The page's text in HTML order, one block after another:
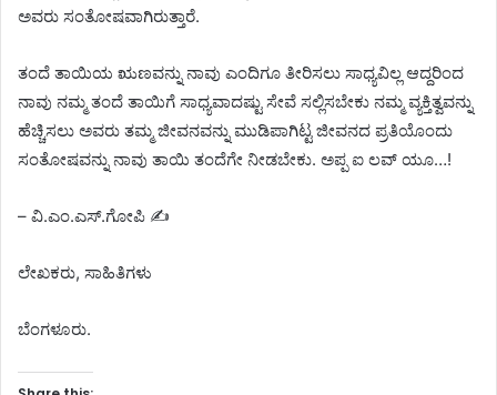
ಅವರು ಸಂತೋಷವಾಗಿರುತ್ತಾರೆ.
ತಂದೆ ತಾಯಿಯ ಋಣವನ್ನು ನಾವು ಎಂದಿಗೂ ತೀರಿಸಲು ಸಾಧ್ಯವಿಲ್ಲ ಆದ್ದರಿಂದ
ನಾವು ನಮ್ಮ ತಂದೆ ತಾಯಿಗೆ ಸಾಧ್ಯವಾದಷ್ಟು ಸೇವೆ ಸಲ್ಲಿಸಬೇಕು ನಮ್ಮ ವ್ಯಕ್ತಿತ್ವವನ್ನು
ಹೆಚ್ಚಿಸಲು ಅವರು ತಮ್ಮ ಜೀವನವನ್ನು ಮುಡಿಪಾಗಿಟ್ಟ ಜೀವನದ ಪ್ರತಿಯೊಂದು
ಸಂತೋಷವನ್ನು ನಾವು ತಾಯಿ ತಂದೆಗೇ ನೀಡಬೇಕು. ಅಪ್ಪ ಐ ಲವ್ ಯೂ…!
– ವಿ.ಎಂ.ಎಸ್.ಗೋಪಿ ✍️
ಲೇಖಕರು, ಸಾಹಿತಿಗಳು
ಬೆಂಗಳೂರು.